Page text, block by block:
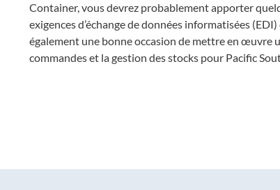
Container, vous devrez probablement apporter
exigences d’échange de données informatisées
également une bonne occasion de mettre en œuvre
commandes et la gestion des stocks pour Pacific